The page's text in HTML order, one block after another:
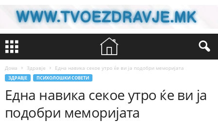
Дома Здравје Една навика секое утро ќе ви ја подобри меморијата
ЗДРАВЈЕ ПСИХОЛОШКИ СОВЕТИ
Една навика секое утро ќе ви ја
подобри меморијата